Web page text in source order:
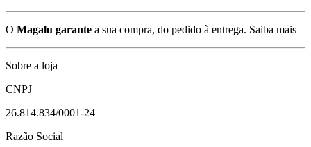
O Magalu garante a sua compra, do pedido à entrega. Saiba mais
Sobre a loja
CNPJ
26.814.834/0001-24
Razão Social